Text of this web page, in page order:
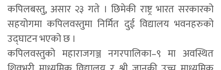
कपिलबस्तु, असार २३ गते । छिमेकी राष्ट्र भारत सरकारको
सहयोगमा कपिलवस्तुमा निर्मित दुई विद्यालय भवनहरुको
उद्घाटन भएको छ ।
कपिलवस्तुको महाराजगञ्ज नगरपालिका–९ मा अवस्थित